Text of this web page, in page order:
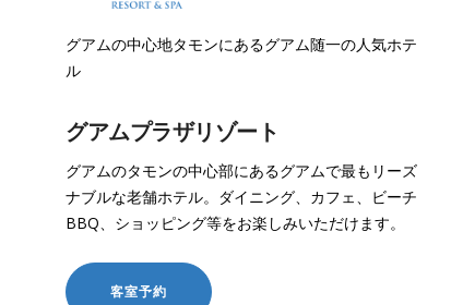
グアムの中心地タモンにあるグアム随一の人気ホテ
ル
グアムプラザリゾート
グアムのタモンの中心部にあるグアムで最もリーズ
ナブルな老舗ホテル。ダイニング、カフェ、ビーチ
BBQ、ショッピング等をお楽しみいただけます。